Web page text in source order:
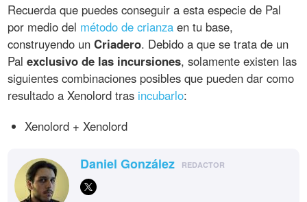
Recuerda que puedes conseguir a esta especie de Pal
por medio del método de crianza en tu base,
construyendo unCriadero. Debido a que se trata de un
Palexclusivo de las incursiones, solamente existen las
siguientes combinaciones posibles que pueden dar como
resultado a Xenolord tras incubarlo:
Xenolord + Xenolord
Daniel González REDACTOR